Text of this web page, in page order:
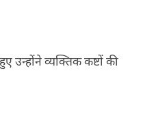
उन्होंने व्यक्तिक कष्टों की